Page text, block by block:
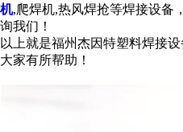
机,爬焊机,热风焊抢等焊接设备
询我们！
以上就是福州杰因特塑料焊接
大家有所帮助！